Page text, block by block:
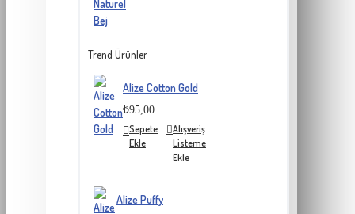
Trend Ürünler
Alize Cotton Gold
₺95,00
Sepete
Ekle
Alışveriş
Listeme
Ekle
Alize Puffy